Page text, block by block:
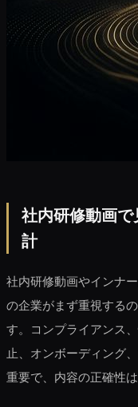
社内研修動画
計
社内研修動画やインナ
の企業がまず重視する
す。コンプライアンス
止、オンボーディング
重要で、内容の正確性は